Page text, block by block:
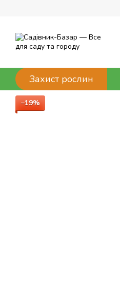
Захист рослин
−19%